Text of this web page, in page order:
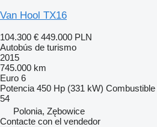
Van Hool TX16
104.300 € 449.000 PLN
Autobús de turismo
2015
745.000 km
Euro 6
Potencia 450 Hp (331 kW) Combustible
54
Polonia, Zębowice
Contacte con el vendedor